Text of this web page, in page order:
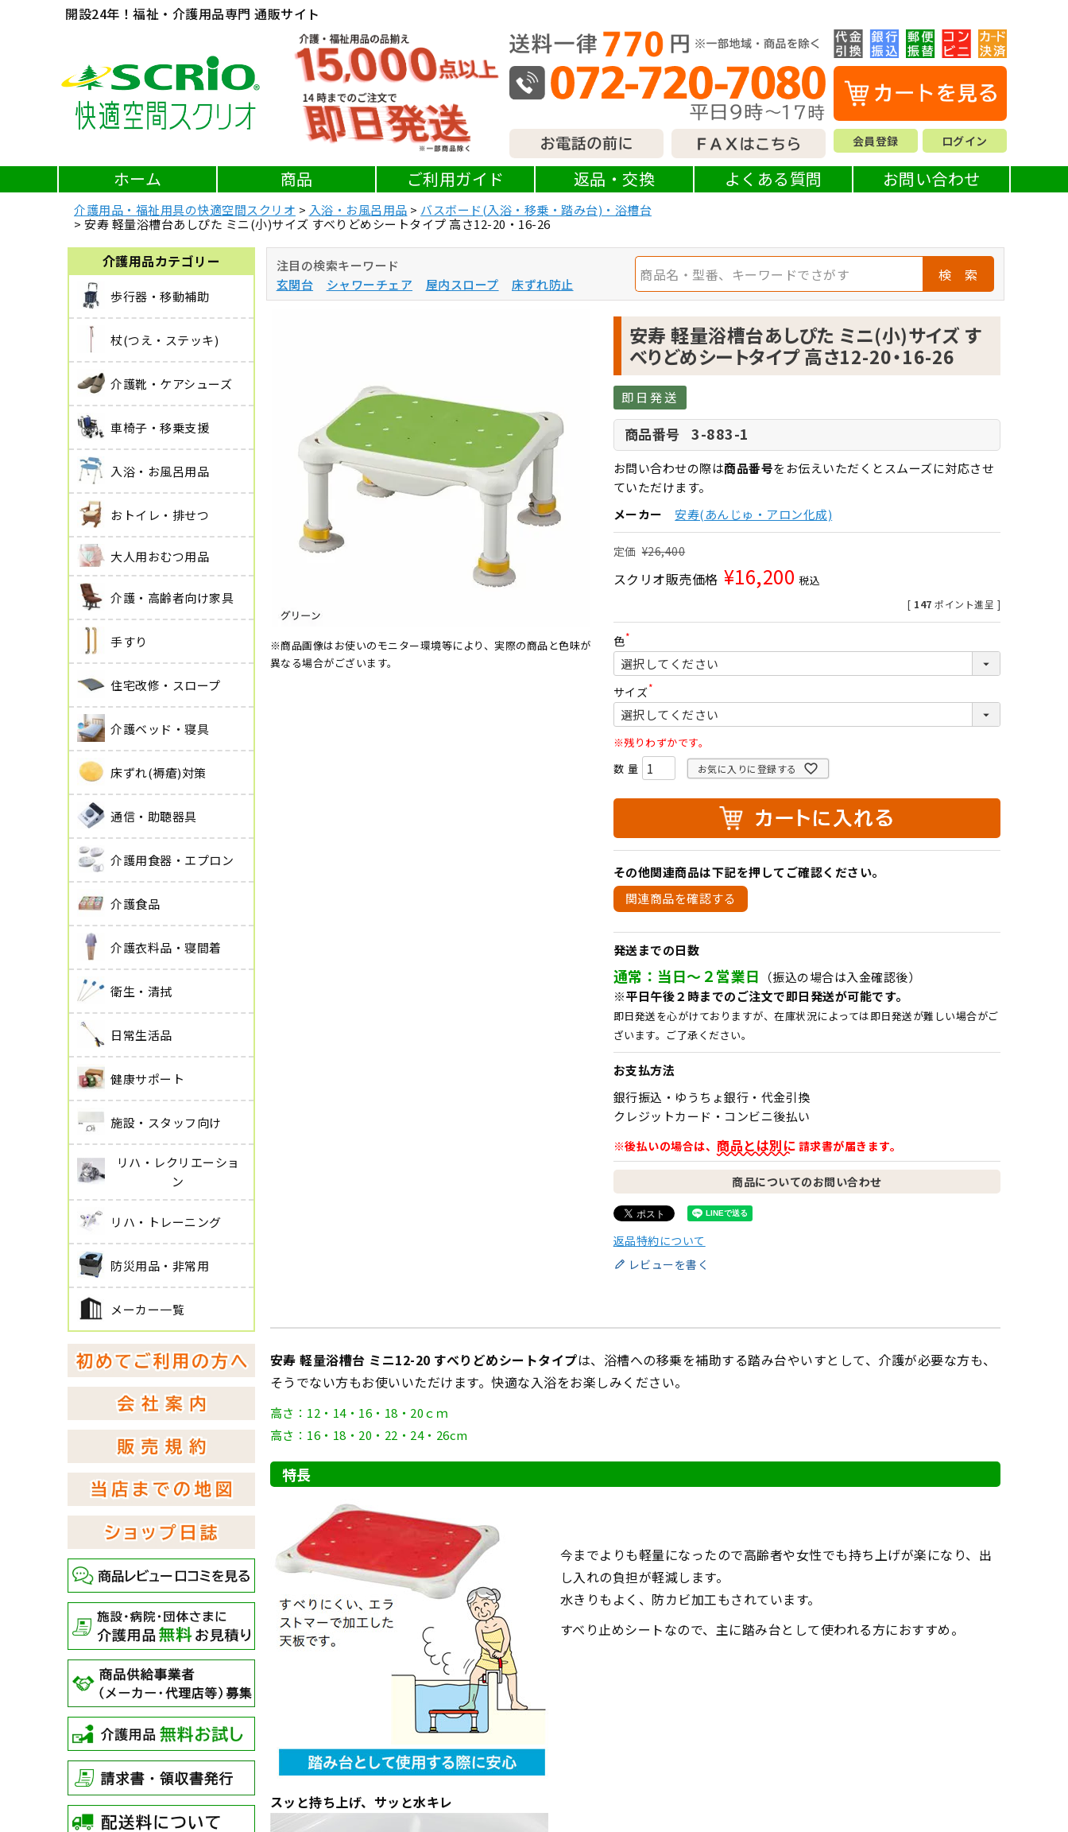
開設24年！福祉・介護用品専門 通販サイト
会員登録 ログイン
ホーム 商品 ご利用ガイド 返品・交換 よくある質問 お問い合わせ
介護用品・福祉用具の快適空間スクリオ 入浴・お風呂用品
バスボード(入浴・移乗・踏み台)・浴槽台
安寿 軽量浴槽台あしぴた ミニ(小)サイズ すべりどめシートタイプ 高さ12-20・16-26
介護用品カテゴリー
歩行器・移動補助
杖(つえ・ステッキ)
介護靴・ケアシューズ
車椅子・移乗支援
入浴・お風呂用品
おトイレ・排せつ
大人用おむつ用品
介護・高齢者向け家具
手すり
住宅改修・スロープ
介護ベッド・寝具
床ずれ(褥瘡)対策
通信・助聴器具
介護用食器・エプロン
介護食品
介護衣料品・寝間着
衛生・清拭
日常生活品
健康サポート
施設・スタッフ向け
リハ・レクリエーショ
ン
リハ・トレーニング
防災用品・非常用
メーカー一覧
注目の検索キーワード
玄関台
シャワーチェア 屋内スロープ 床ずれ防止
検 索
※商品画像はお使いのモニター環境等により、実際の商品と色味が
異なる場合がございます。
安寿 軽量浴槽台あしぴた ミニ(小)サイズ す
べりどめシートタイプ 高さ12-20・16-26
即日発送
商品番号 3-883-1
お問い合わせの際は商品番号をお伝えいただくとスムーズに対応させ
ていただけます。
メーカー
安寿(あんじゅ・アロン化成)
定価 ¥26,400
スクリオ販売価格 ¥16,200 税込
[ 147 ポイント進呈 ]
色
(
必
須
)
サイズ
(
必
須
)
※残りわずかです。
お気に入りに登録する
その他関連商品は下記を押してご確認ください。
関連商品を確認する
発送までの日数
通常：当日～２営業日
（振込の場合は入金確認後）
※平日午後２時までのご注文で即日発送が可能です。
即日発送を心がけておりますが、在庫状況によっては即日発送が難しい場合がご
ざいます。ご了承ください。
お支払方法
銀行振込・ゆうちょ銀行・代金引換
クレジットカード・コンビニ後払い
※後払いの場合は、 商品とは別に 請求書が届きます。
商品についてのお問い合わせ
返品特約について
レビューを書く
安寿 軽量浴槽台 ミニ12-20 すべりどめシートタイプは、浴槽への移乗を補助する踏み台やいすとして、介護が必要な方も、
そうでない方もお使いいただけます。快適な入浴をお楽しみください。
高さ：12・14・16・18・20ｃｍ
高さ：16・18・20・22・24・26cm
特長
今までよりも軽量になったので高齢者や女性でも持ち上げが楽になり、出
し入れの負担が軽減します。
水きりもよく、防カビ加工もされています。
すべり止めシートなので、主に踏み台として使われる方におすすめ。
スッと持ち上げ、サッと水キレ